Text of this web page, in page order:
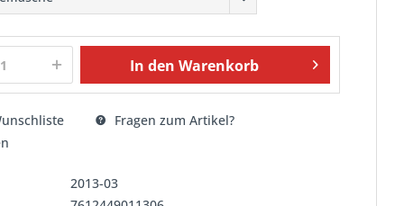
In den Warenkorb
Fragen zum Artikel?
2013-03